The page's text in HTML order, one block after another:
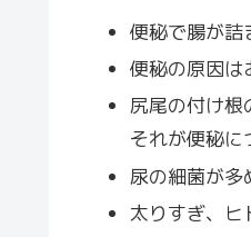
便秘で腸が詰
便秘の原因は
尻尾の付け根
それが便秘に
尿の細菌が多
太りすぎ、